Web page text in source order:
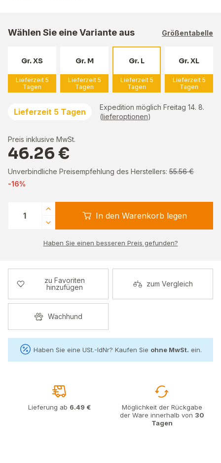
Wählen Sie eine Variante aus Größentabelle
Gr. XS
Lieferzeit 5
Tagen
Gr. M
Lieferzeit 5
Tagen
Gr. L
Lieferzeit 5
Tagen
Gr. XL
Lieferzeit 5
Tagen
Lieferzeit 5 Tagen
Expedition möglich Freitag 14. 8.
(lieferoptionen)
Preis inklusive MwSt.
46.26 €
Unverbindliche Preisempfehlung des Herstellers: 55.56 €
-16%
In den Warenkorb legen
Haben Sie einen besseren Preis gefunden?
zu Favoriten
hinzufügen
zum Vergleich
Wachhund
Haben Sie eine USt.-IdNr? Kaufen Sie ohne MwSt. ein.
Lieferung ab 6.49 €
Möglichkeit der Rückgabe
der Ware innerhalb von 30
Tagen